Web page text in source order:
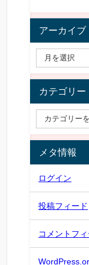
アーカイブ
カテゴリー
メタ情報
ログイン
投稿フィード
コメントフィ